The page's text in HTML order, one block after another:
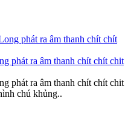
phát ra âm thanh chít chít chit
phát ra âm thanh chít chít chit
chú khủng..